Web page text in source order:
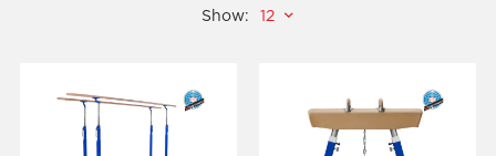
Show: